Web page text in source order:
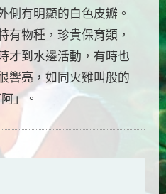
側有明顯的白色皮瓣。
有物種，珍貴保育類，
才到水邊活動，有時也
響亮，如同火雞叫般的
」。